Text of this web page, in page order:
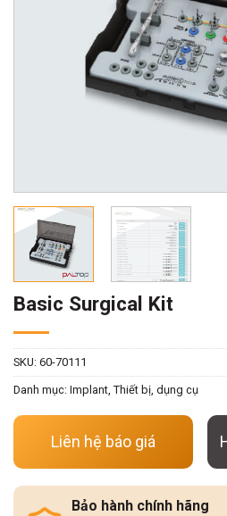
Basic Surgical Kit
SKU: 60-70111
Danh mục: Implant Thiết bị, dụng cụ
Liên hệ báo giá
Bảo hành chính hãng